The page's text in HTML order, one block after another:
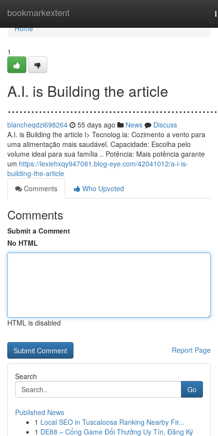
bookmarkextent
Home
Home
1
A.I. is Building the article
blancheqdzi698264 55 days ago News
Discuss
A.I. is Building the article l> Tecnolog.ia: Cozimento a vento para
uma alimentação mais saudável. Capacidade: Escolha pelo
volume ideal para sua família .. Potência: Mais potência garante
um https://lexiehxqy947081.blog-eye.com/42041012/a-i-is-
building-the-article
Comments
Who Upvoted
Comments
Submit a Comment
No HTML
HTML is disabled
Report Page
Search
Go
Published News
1 Local SEO in Tuscaloosa Ranking Nearby Fir...
1 DE88 – Cổng Game Đổi Thưởng Uy Tín, Đăng Ký